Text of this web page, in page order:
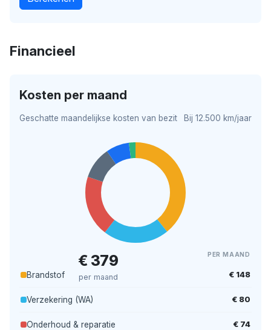
Financieel
Kosten per maand
Geschatte maandelijkse kosten van bezit Bij 12.500 km/jaar
€ 379
per maand
PER MAAND
Brandstof € 148
Verzekering (WA) € 80
Onderhoud & reparatie € 74